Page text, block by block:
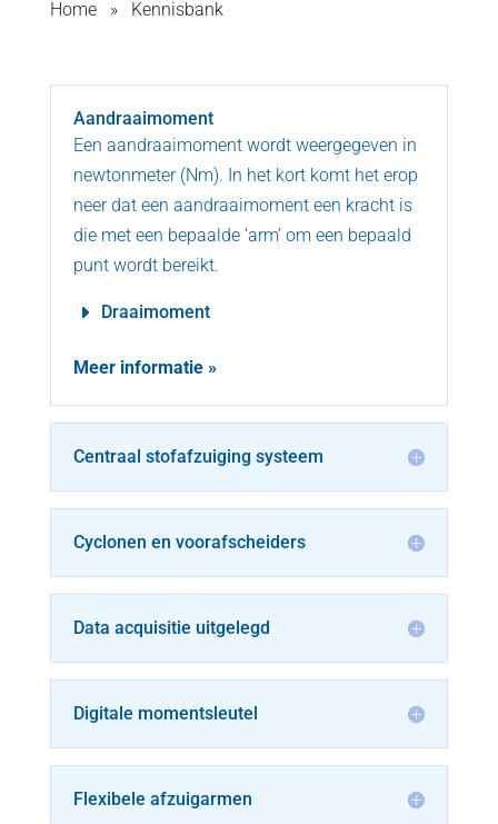
Home» Kennisbank
Aandraaimoment
Een aandraaimoment wordt weergegeven in
newtonmeter (Nm). In het kort komt het erop
neer dat een aandraaimoment een kracht is
die met een bepaalde ‘arm’ om een bepaald
punt wordt bereikt.
Draaimoment
Meer informatie »
Centraal stofafzuiging systeem
Cyclonen en voorafscheiders
Data acquisitie uitgelegd
Digitale momentsleutel
Flexibele afzuigarmen